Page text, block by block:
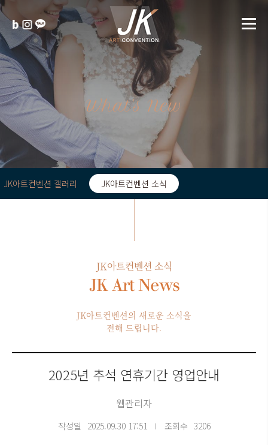
What's New
JK아트컨벤션 갤러리 JK아트컨벤션 소식
JK아트컨벤션 소식
JK Art News
JK아트컨벤션의 새로운 소식을
전해 드립니다.
2025년 추석 연휴기간 영업안내
웹관리자
작성일 2025.09.30 17:51 조회수 3206